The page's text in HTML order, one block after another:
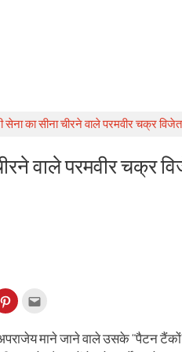
सेना का सीना चीरने वाले परमवीर चक्र
वाले परमवीर चक्र
Click
to
Pinterest
(Opens
to
a
माने जाने वाले उसके “पैटन टैंकों”